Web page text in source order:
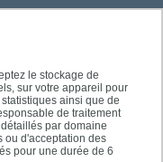
le stockage de
sur votre appareil pour
ainsi que de
de traitement
par domaine
ou d'acceptation des
pour une durée de 6